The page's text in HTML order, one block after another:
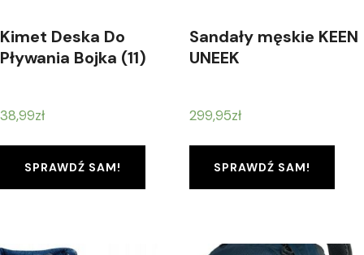
Kimet Deska Do
Pływania Bojka (11)
38,99zł
SPRAWDŹ SAM!
Sandały męskie KEEN
UNEEK
299,95zł
SPRAWDŹ SAM!